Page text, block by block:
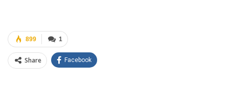
1
899
Share Facebook